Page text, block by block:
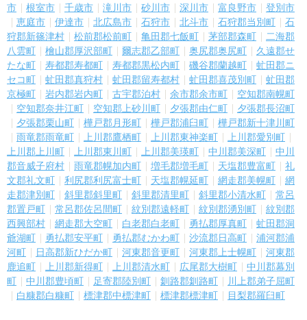
市
根室市 千歳市 滝川市 砂川市 深川市 富良野市
登別市
恵庭市
伊達市 北広島市 石狩市 北斗市 石狩郡当別町
石
狩郡新篠津村
松前郡松前町 亀田郡七飯町 茅部郡森町
二海郡
八雲町
檜山郡厚沢部町 爾志郡乙部町 奥尻郡奥尻町
久遠郡せ
たな町
寿都郡寿都町 寿都郡黒松内町 磯谷郡蘭越町
虻田郡ニ
セコ町
虻田郡真狩村 虻田郡留寿都村 虻田郡喜茂別町
虻田郡
京極町
岩内郡岩内町 古宇郡泊村 余市郡余市町
空知郡南幌町
空知郡奈井江町
空知郡上砂川町 夕張郡由仁町
夕張郡長沼町
夕張郡栗山町
樺戸郡月形町 樺戸郡浦臼町
樺戸郡新十津川町
雨竜郡雨竜町
上川郡鷹栖町 上川郡東神楽町
上川郡愛別町
上川郡上川町
上川郡東川町 上川郡美瑛町 中川郡美深町
中川
郡音威子府村
雨竜郡幌加内町 増毛郡増毛町 天塩郡豊富町
礼
文郡礼文町
利尻郡利尻富士町 天塩郡幌延町 網走郡美幌町
網
走郡津別町
斜里郡斜里町 斜里郡清里町 斜里郡小清水町
常呂
郡置戸町
常呂郡佐呂間町 紋別郡遠軽町 紋別郡湧別町
紋別郡
西興部村
網走郡大空町 白老郡白老町 勇払郡厚真町
虻田郡洞
爺湖町
勇払郡安平町 勇払郡むかわ町 沙流郡日高町
浦河郡浦
河町
日高郡新ひだか町 河東郡音更町 河東郡上士幌町
河東郡
鹿追町
上川郡新得町 上川郡清水町 広尾郡大樹町
中川郡幕別
町
中川郡豊頃町 足寄郡陸別町 釧路郡釧路町
川上郡弟子屈町
白糠郡白糠町
標津郡中標津町 標津郡標津町 目梨郡羅臼町